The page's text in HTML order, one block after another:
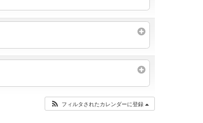
フィルタされたカレンダーに登録